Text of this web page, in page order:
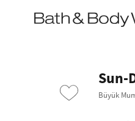
•2200₺ ve Üzeri Kargo Ücretsiz!•
Sun-
Büyük